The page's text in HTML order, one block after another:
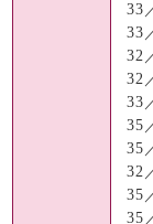
33
33
32
32
33
35
35
32
35
35